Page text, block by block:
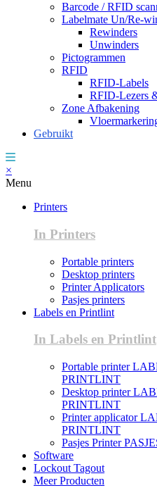
Barcode / RFID
Labelmate Un/Re-
Rewinders
Unwinders
Pictogrammen
RFID
RFID-Labels
RFID-Lezers
Zone Afbakening
Gebruikt
×
Menu
Printers
In Printers
Portable printers
Desktop printers
Printer Applicators
Pasjes printers
Labels en Printlint
In Labels en Printlint
Portable printer
PRINTLINT
Desktop printer
PRINTLINT
Printer applicator
PRINTLINT
Pasjes Printer
Software
Lockout Tagout
Meer Producten